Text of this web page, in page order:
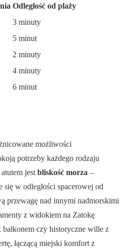
Odległość od plaży
3 minuty
5 minut
2 minuty
4 minuty
6 minut
możliwości
potrzeby każdego rodzaju
jest bliskość morza –
w odległości spacerowej od
przewagę nad innymi nadmorskimi
z widokiem na Zatokę
balkonem czy historyczne wille z
łączącą miejski komfort z